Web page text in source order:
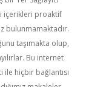
içerikleri proaktif
bulunmamaktadır.
taşımakta olup,
Bu internet
hiçbir bağlantısı